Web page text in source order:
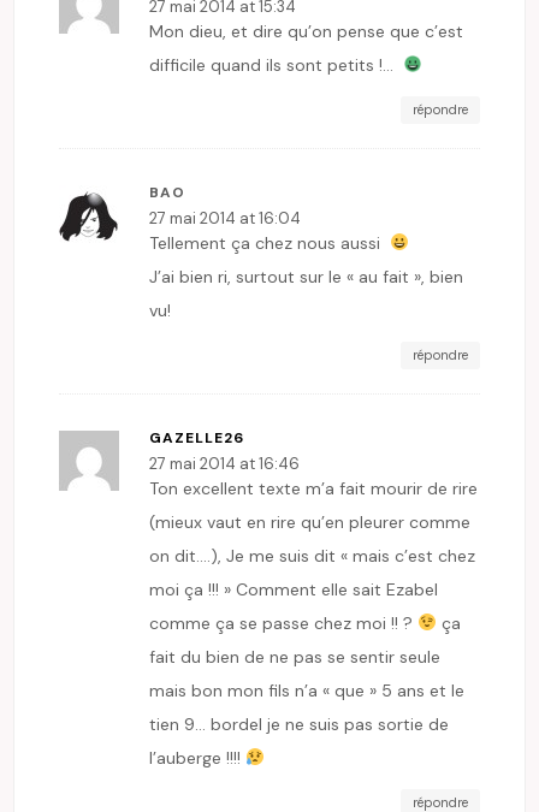
27 mai 2014 at 15:34
Mon dieu, et dire qu’on pense que c’est
difficile quand ils sont petits !…
répondre
BAO
27 mai 2014 at 16:04
Tellement ça chez nous aussi
J’ai bien ri, surtout sur le « au fait », bien
vu!
répondre
GAZELLE26
27 mai 2014 at 16:46
Ton excellent texte m’a fait mourir de rire
(mieux vaut en rire qu’en pleurer comme
on dit….), Je me suis dit « mais c’est chez
moi ça !!! » Comment elle sait Ezabel
comme ça se passe chez moi !! ?
ça
fait du bien de ne pas se sentir seule
mais bon mon fils n’a « que » 5 ans et le
tien 9… bordel je ne suis pas sortie de
l’auberge !!!!
répondre